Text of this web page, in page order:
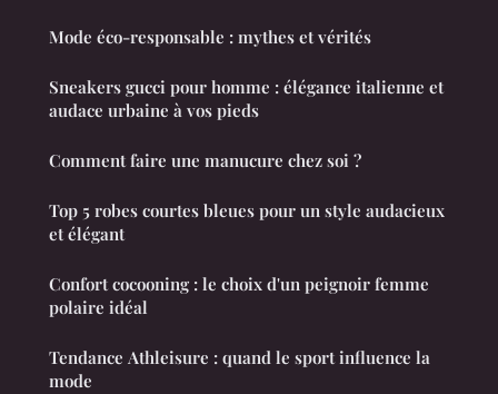
Mode éco-responsable : mythes et vérités
Sneakers gucci pour homme : élégance italienne et
audace urbaine à vos pieds
Comment faire une manucure chez soi ?
Top 5 robes courtes bleues pour un style audacieux
et élégant
Confort cocooning : le choix d'un peignoir femme
polaire idéal
Tendance Athleisure : quand le sport influence la
mode